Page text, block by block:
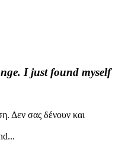
I just found myself
Δεν σας δένουν και